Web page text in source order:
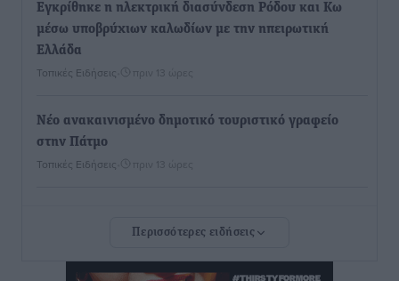
Εγκρίθηκε η ηλεκτρική διασύνδεση Ρόδου και Κω
μέσω υποβρύχιων καλωδίων με την ηπειρωτική
Ελλάδα
Τοπικές Ειδήσεις πριν 13 ώρες
Νέο ανακαινισμένο δημοτικό τουριστικό γραφείο
στην Πάτμο
Τοπικές Ειδήσεις πριν 13 ώρες
Ρόδο ο Πρέσβης της Βραζιλίας στην Ελλάδα
Περισσότερες ειδήσεις